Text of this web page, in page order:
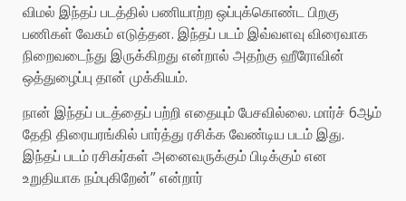
விமல் இந்தப் படத்தில் பணியாற்ற ஒப்புக்கொண்ட பிறகு
பணிகள் வேகம் எடுத்தன. இந்தப் படம் இவ்வளவு விரைவாக
நிறைவடைந்து இருக்கிறது என்றால் அதற்கு ஹீரோவின்
ஒத்துழைப்பு தான் முக்கியம்.
நான் இந்தப் படத்தைப் பற்றி எதையும் பேசவில்லை. மார்ச் 6ஆம்
தேதி திரையரங்கில் பார்த்து ரசிக்க வேண்டிய படம் இது.
இந்தப் படம் ரசிகர்கள் அனைவருக்கும் பிடிக்கும் என
உறுதியாக நம்புகிறேன்” என்றார்